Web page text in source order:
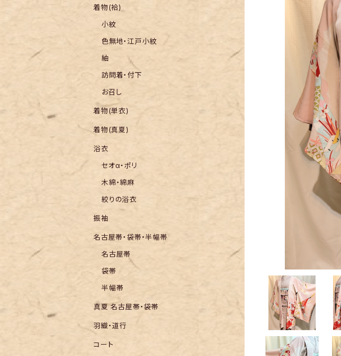
着物(袷)
小紋
色無地・江戸小紋
紬
訪問着・付下
お召し
着物(単衣)
着物(真夏)
浴衣
セオα・ポリ
木綿・綿麻
絞りの浴衣
振袖
名古屋帯・袋帯・半幅帯
名古屋帯
袋帯
半幅帯
真夏 名古屋帯・袋帯
羽織・道行
コート